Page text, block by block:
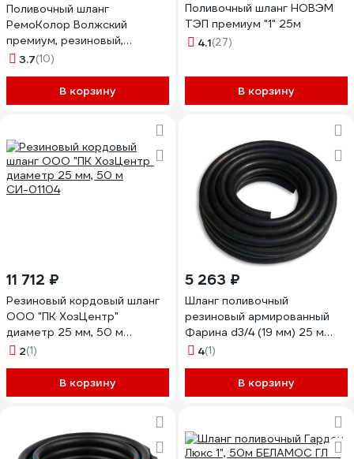
Поливочный шланг
РемоКолор Волжский
премиум, резиновый,
армированный, 4,0 мм,D 18
3.7(10)
В корзину
Поливочный шланг НОВЭМ
ТЭП премиум "1" 25м
4.1(27)
В корзину
11 712 ₽
Резиновый кордовый шланг
ООО "ПК ХозЦентр"
диаметр 25 мм, 50 м
СИ-01104
2(1)
В корзину
5 263 ₽
Шланг поливочный
резиновый армированный
Фарина d3/4 (19 мм) 25 м
тов-163116
4(1)
В корзину